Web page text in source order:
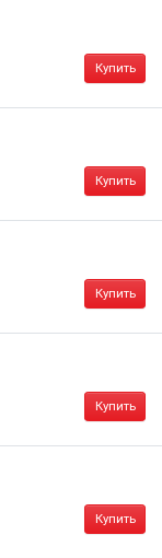
Купить
Купить
Купить
Купить
Купить